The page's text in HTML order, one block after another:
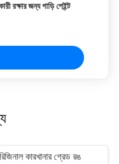
রক্ষার জন্য গাড়ি পেইন্ট
কারখানার গ্রেড রঙ